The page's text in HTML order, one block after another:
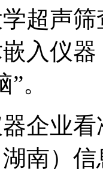
超声
入仪
。
业看
南）